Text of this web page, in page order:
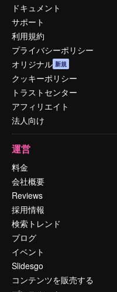
ドキュメント
サポート
利用規約
プライバシーポリシー
オリジナル 新規
クッキーポリシー
トラストセンター
アフィリエイト
法人向け
運営
料金
会社概要
Reviews
採用情報
検索トレンド
ブログ
イベント
Slidesgo
コンテンツを販売する